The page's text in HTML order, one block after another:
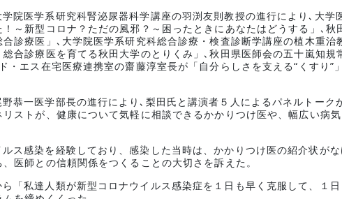
院医学系研究科腎泌尿器科学講座の羽渕友則教授の進行により､大学
～新型コロナ？ただの風邪？～困ったときにあなたはどうする」､秋
診療医」､大学院医学系研究科総合診療・検査診断学講座の植木重治
合診療医を育てる秋田大学のとりくみ」､秋田県医師会の五十嵐知規
・エス在宅医療連携室の齋藤淳室長が「自分らしさを支える“くすり”
恭一医学部長の進行により､梨田氏と講演者５人によるパネルトーク
ストが、健康について気軽に相談できるかかりつけ医や、幅広い病
ス感染を経験しており、感染した当時は、かかりつけ医の紹介状が
医師との信頼関係をつくることの大切さを訴えた。
「私達人類が新型コロナウイルス感染症を１日も早く克服して、１